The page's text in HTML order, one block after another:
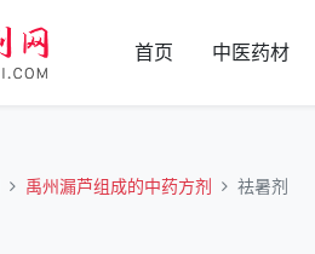
首页 中医药材
禹州漏芦组成的中药方剂 祛暑剂